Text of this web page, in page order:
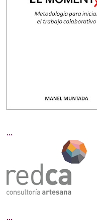
...
...